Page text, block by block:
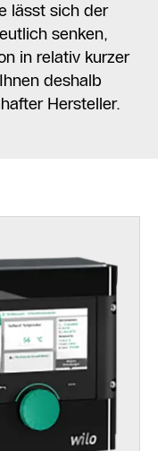
lässt sich der
senken,
in relativ kurzer
deshalb
Hersteller.